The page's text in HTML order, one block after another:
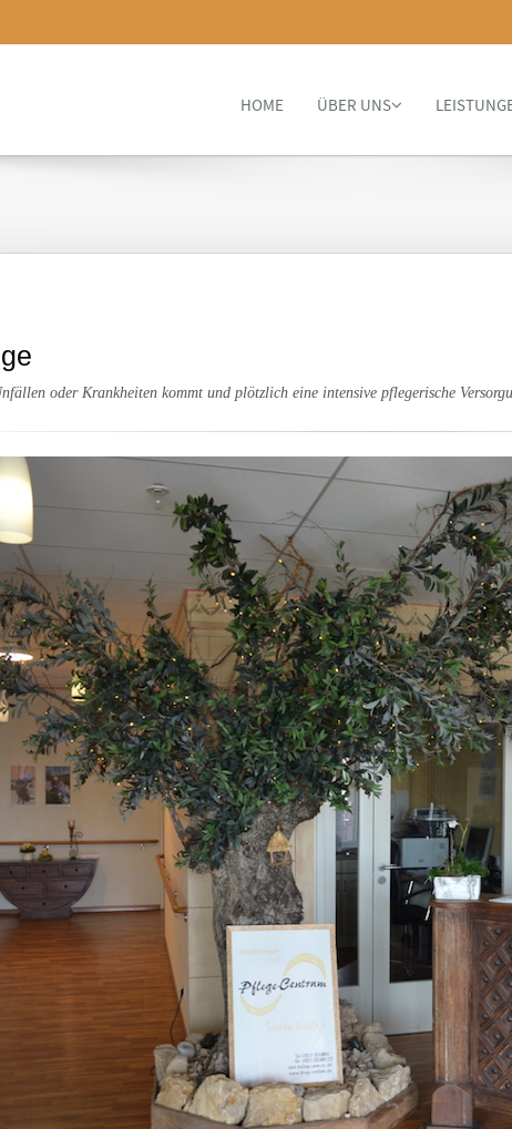
HOME ÜBER UNS
oder Krankheiten kommt und plötzlich eine intensive pflegerische